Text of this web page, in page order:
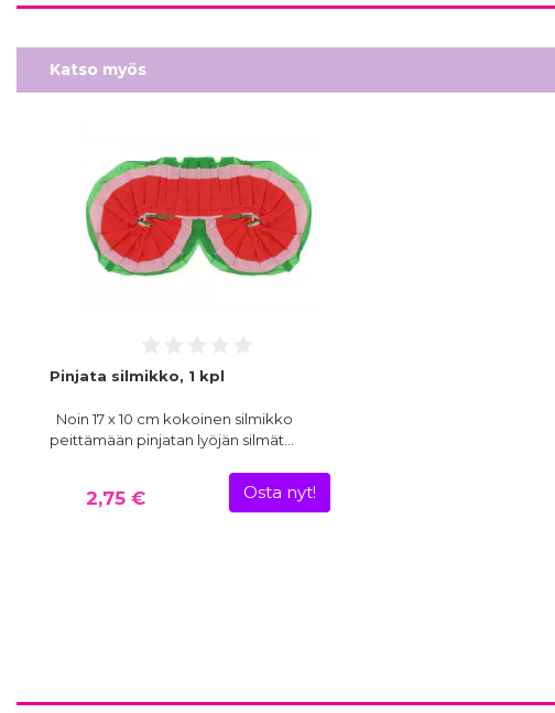
Katso myös
Pinjata silmikko, 1 kpl
Noin 17 x 10 cm kokoinen silmikko
peittämään pinjatan lyöjän silmät…
2,75 € Osta nyt!